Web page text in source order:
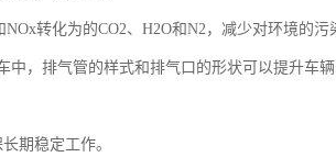
转化为的CO2、H2O和N2，减少对环境的污
，排气管的样式和排气口的形状可以提升车
期稳定工作。